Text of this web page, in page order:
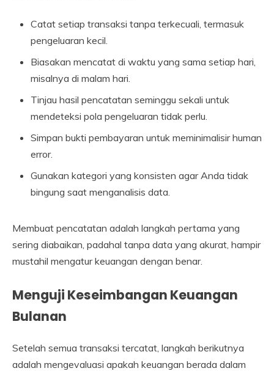
Catat setiap transaksi tanpa terkecuali, termasuk
pengeluaran kecil.
Biasakan mencatat di waktu yang sama setiap hari,
misalnya di malam hari.
Tinjau hasil pencatatan seminggu sekali untuk
mendeteksi pola pengeluaran tidak perlu.
Simpan bukti pembayaran untuk meminimalisir human
error.
Gunakan kategori yang konsisten agar Anda tidak
bingung saat menganalisis data.
Membuat pencatatan adalah langkah pertama yang
sering diabaikan, padahal tanpa data yang akurat, hampir
mustahil mengatur keuangan dengan benar.
Menguji Keseimbangan Keuangan
Bulanan
Setelah semua transaksi tercatat, langkah berikutnya
adalah mengevaluasi apakah keuangan berada dalam